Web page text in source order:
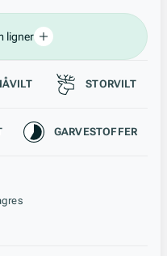
ligner
STORVILT
GARVESTOFFER